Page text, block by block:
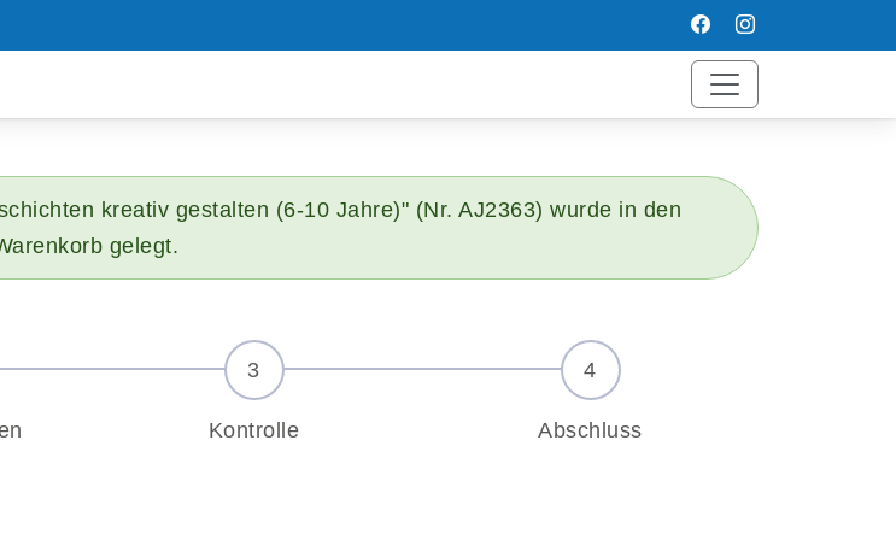
kreativ gestalten (6-10 Jahre)" (Nr. AJ2363) wurde in den
gelegt.
Kontrolle Abschluss